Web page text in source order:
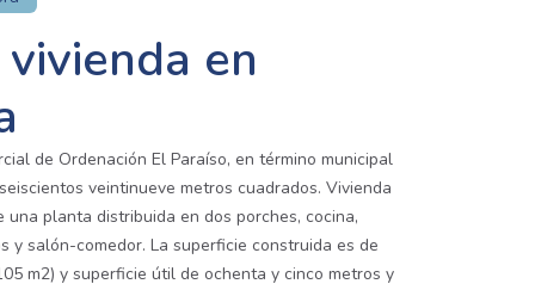
en
de Ordenación El Paraíso, en término municipal
veintinueve metros cuadrados. Vivienda
una planta distribuida en dos porches, cocina,
y salón-comedor. La superficie construida es de
m2) y superficie útil de ochenta y cinco metros y